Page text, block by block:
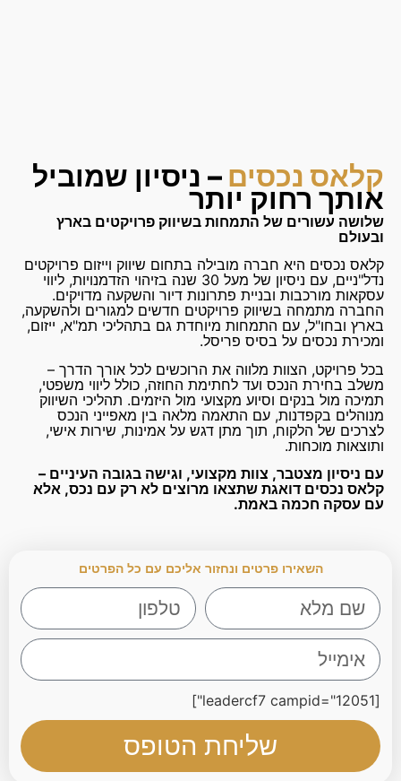
קלאס נכסים – ניסיון שמוביל
אותך רחוק יותר
שלושה עשורים של התמחות בשיווק פרויקטים בארץ
ובעולם
קלאס נכסים היא חברה מובילה בתחום שיווק וייזום פרויקטים
נדל"ניים, עם ניסיון של מעל 30 שנה בזיהוי הזדמנויות, ליווי
עסקאות מורכבות ובניית פתרונות דיור והשקעה מדויקים.
החברה מתמחה בשיווק פרויקטים חדשים למגורים ולהשקעה,
בארץ ובחו"ל, עם התמחות מיוחדת גם בתהליכי תמ"א, ייזום,
ומכירת נכסים על בסיס פריסל.
בכל פרויקט, הצוות מלווה את הרוכשים לכל אורך הדרך –
משלב בחירת הנכס ועד לחתימת החוזה, כולל ליווי משפטי,
תמיכה מול בנקים וסיוע מקצועי מול היזמים. תהליכי השיווק
מנוהלים בקפדנות, עם התאמה מלאה בין מאפייני הנכס
לצרכים של הלקוח, תוך מתן דגש על אמינות, שירות אישי,
ותוצאות מוכחות.
עם ניסיון מצטבר, צוות מקצועי, וגישה בגובה העיניים –
קלאס נכסים דואגת שתצאו מרוצים לא רק עם נכס, אלא
עם עסקה חכמה באמת.
השאירו פרטים ונחזור אליכם עם כל הפרטים
[leadercf7 campid="12051"]
שליחת הטופס